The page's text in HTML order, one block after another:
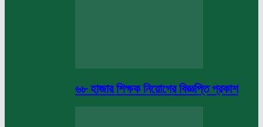
৬৮ হাজার শিক্ষক নিয়োগের বিজ্ঞপ্তি প্রকাশ